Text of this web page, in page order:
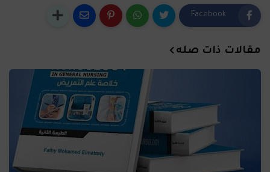
Facebook
مقالات ذات صله